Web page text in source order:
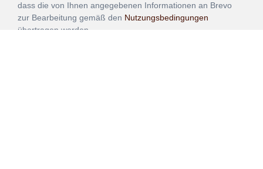
dass die von Ihnen angegebenen Informationen an Brevo
zur Bearbeitung gemäß den Nutzungsbedingungen
übertragen werden.